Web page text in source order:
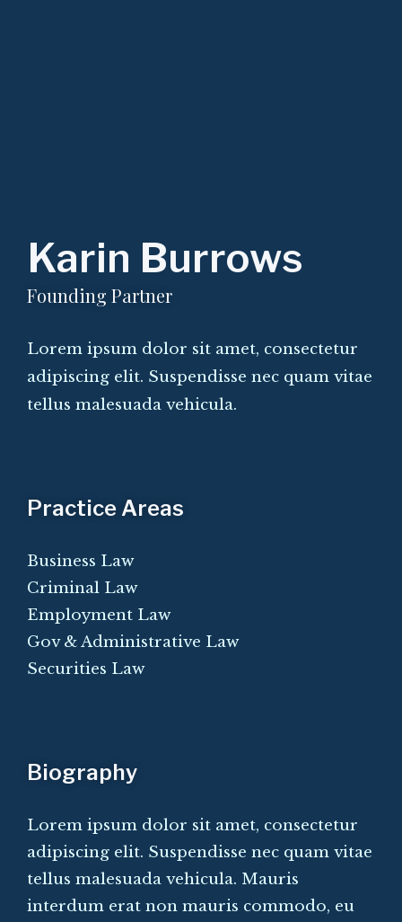
Karin Burrows
Founding Partner
Lorem ipsum dolor sit amet, consectetur
adipiscing elit. Suspendisse nec quam vitae
tellus malesuada vehicula.
Practice Areas
Business Law
Criminal Law
Employment Law
Gov & Administrative Law
Securities Law
Biography
Lorem ipsum dolor sit amet, consectetur
adipiscing elit. Suspendisse nec quam vitae
tellus malesuada vehicula. Mauris
interdum erat non mauris commodo, eu